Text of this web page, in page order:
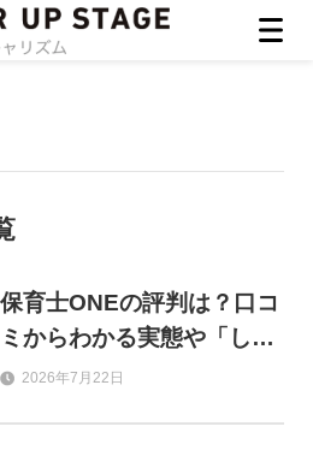
保育士ONEの評判は？口コ
ミからわかる実態や「しつ
こい」噂の真相を徹底解説
2026年7月22日